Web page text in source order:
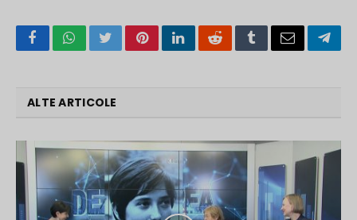
FacebookWhatsApp
TwitterPinterestLinkedInRedditTumblrEmail
ALTE ARTICOLE